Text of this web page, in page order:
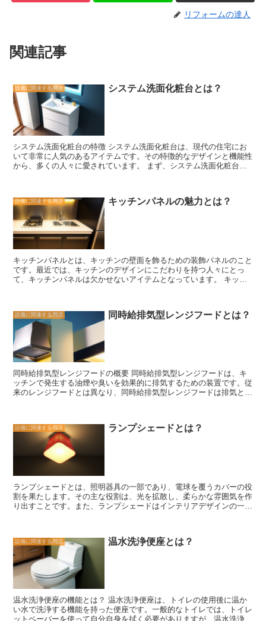
リフォームの達人
関連記事
設備に関連する用語 システム洗面化粧台とは？
システム洗面化粧台の特徴 システム洗面化粧台は、現代の住宅にお
いて非常に人気のあるアイテムです。その特徴的なデザインと機能性
から、多くの人々に愛されています。 まず、システム洗面化粧台の
スペースも充実しており、化粧品やタオルなどをすっきりと収納する
ことができます。さらに、鏡や照明も一体化しているため、メイクや
洗顔の際に便利です。 また、システム洗面化粧台は、デザイン性に
も優れています。シンプルでモダンなデザインが多く、どんなインテ
リアにもマッチします。さらに、カラーバリエーションも豊富で、自
分の好みやお部屋の雰囲気に合わせて選ぶことができます。 さら
に、システム洗面化粧台は、機能性にも優れています。水栓や水流の
調整が簡単にできるため、快適な洗顔や手洗いが可能です。また、一
部のモデルでは、温水洗浄機能や乾燥機能なども搭載されており、よ
り快適な使用ができます。 システム洗面化粧台は、使い勝手の良
は、非常に魅力的です。ぜひ、自分のお部屋に取り入れてみてはいか
がでしょうか。
設備に関連する用語 キッチンパネルの魅力とは？
キッチンパネルとは、キッチンの壁面を飾るための装飾パネルのこと
です。最近では、キッチンのデザインにこだわりを持つ人々にとっ
て、キッチンパネルは欠かせないアイテムとなっています。 キッチ
り、ナチュラルな雰囲気を演出することができます。一方、ガラスや
アクリルのパネルはモダンで洗練された印象を与えます。 また、キ
ッチンパネルは単なる装飾だけでなく、実用的な機能も持っていま
す。キッチンパネルは壁面を保護する役割も果たしており、食材の飛
び跳ねや油汚れから壁を守ることができます。さらに、キッチンパネ
ルには耐水性や耐熱性のあるものもあり、キッチンでの使用に適して
います。 キッチンパネルの取り付けも簡単で、DIY初心者でも手軽に
取り組むことができます。一般的には、パネルを壁に取り付けるため
の接着剤やクリップを使用します。また、一部のキッチンパネルは磁
スタイルに合わせて選ぶことで、より快適で魅力的なキッチン空間を
作り上げることができます。ぜひ、キッチンパネルを活用して、自分
だけのオリジナルなキッチンを作り上げてみてください。
設備に関連する用語 同時給排気型レンジフードとは？
同時給排気型レンジフードの概要 同時給排気型レンジフードは、キ
ッチンで発生する油煙や臭いを効果的に排気するための装置です。従
来のレンジフードとは異なり、同時給排気型レンジフードは排気と給
フードでは、排気する際に空気が外部から吸い込まれるため、キッチ
ン内の空気が外に逃げてしまいます。しかし、同時給排気型レンジフ
ードでは、排気と給気を同時に行うことで、外部からの新鮮な空気を
取り入れながら、キッチン内の空気を効果的に排気することができま
では、このタイプのレンジフードを導入することで、キッチン内の空
気を清潔に保ちながら、快適な調理環境を実現することができます。
さらに、同時給排気型レンジフードは、省エネ効果も期待できます。
従来のレンジフードでは、排気する際に熱も一緒に外に逃げてしまい
無駄を減らし、電気代の節約にもつながります。 同時給排気型レン
ジフードは、キッチンの換気効率を向上させるだけでなく、快適な調
理環境を実現するための優れた装置です。省エネ効果も期待できるた
め、エコな生活を送りたい方にもおすすめです。キッチンの改装や新
築時には、ぜひ同時給排気型レンジフードの導入を検討してみてくだ
さい。
設備に関連する用語 ランプシェードとは？
ランプシェードとは、照明器具の一部であり、電球を覆うカバーの役
割を果たします。その主な役割は、光を拡散し、柔らかな雰囲気を作
り出すことです。また、ランプシェードはインテリアデザインの一部
ドを使用することで、光が均等に広がり、目に優しい柔らかな光に変
わります。これにより、部屋全体を均一に照らすことができ、快適な
照明環境を作り出すことができます。 さらに、ランプシェードはイ
ンテリアデザインの一部としても重要な役割を果たしています。ラン
プシェードの形状や素材は、部屋の雰囲気やスタイルに合わせて選ぶ
ことができます。例えば、シンプルでモダンなインテリアには、シン
プルな形状や無地の素材のランプシェードがよく似合います。一方、
クラシックなインテリアには、装飾的なデザインや豪華な素材のラン
設備に関連する用語 温水洗浄便座とは？
温水洗浄便座の機能とは？ 温水洗浄便座は、トイレの使用後に温か
い水で洗浄する機能を持った便座です。一般的なトイレでは、トイレ
ットペーパーを使って自分自身を拭く必要がありますが、温水洗浄便